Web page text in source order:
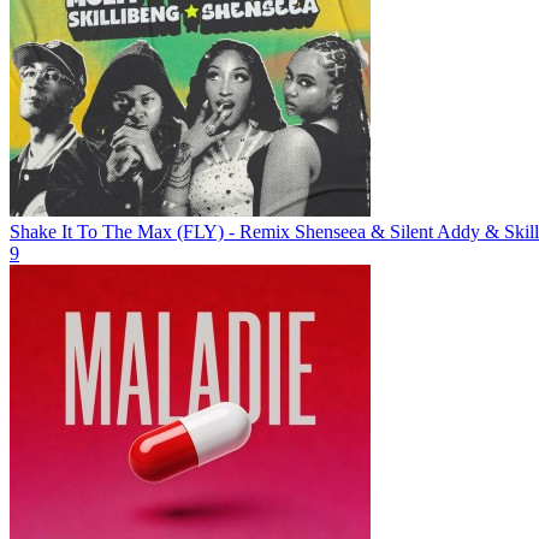
Shake It To The Max (FLY) - Remix Shenseea & Silent Addy &
9